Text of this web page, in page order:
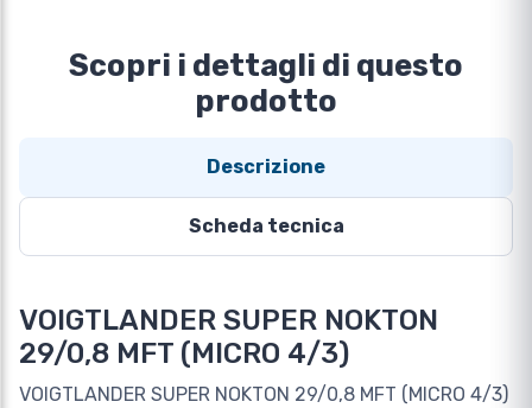
Scopri i dettagli di questo
prodotto
Descrizione
Scheda tecnica
VOIGTLANDER SUPER NOKTON
29/0,8 MFT (MICRO 4/3)
VOIGTLANDER SUPER NOKTON 29/0,8 MFT (MICRO 4/3)